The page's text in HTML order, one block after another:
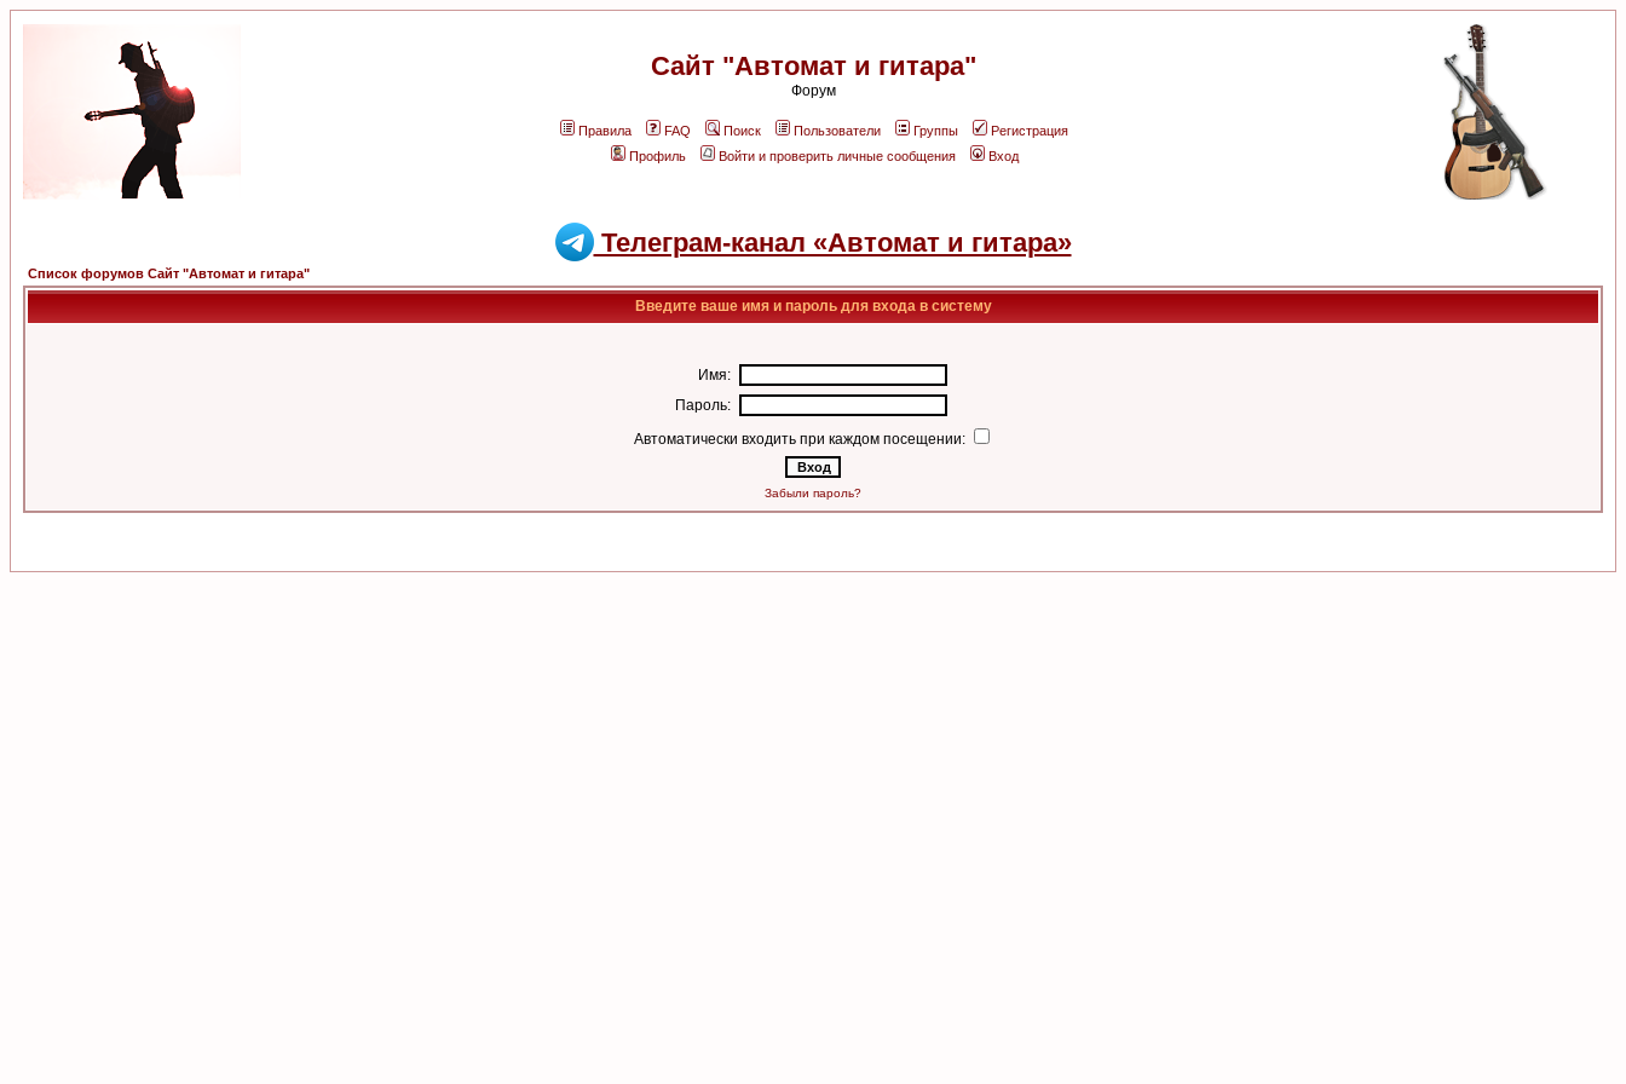
Сайт "Автомат и гитара"
Форум
Правила FAQ Поиск Пользователи Группы
Регистрация
Профиль
Войти и проверить личные сообщения Вход
Телеграм-канал «Автомат и гитара»
Список форумов Сайт "Автомат и гитара"
Введите ваше имя и пароль для входа в систему
Имя:
Пароль:
Автоматически входить при каждом посещении:
Забыли пароль?